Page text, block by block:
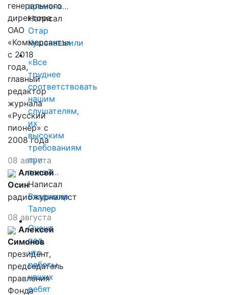
времена…
Написал
Отар
Кушанашвили
«Все
труднее
соответствовать
нашим
слушателям,
их
высоким
требованиям
при
такой…
Написал
Владимир
Таллер
Очень
рад,
что
работы
наших
ребят
генерального
директора
ОАО
«Коммерсантъ»
с 2018
года,
главный
редактор
журнала
«Русский
пионер» с
2008 года
08 августа
Алексей
Осин
радиожурналист
08 августа
Алексей
Симонов
президент,
председатель
правления
Фонда